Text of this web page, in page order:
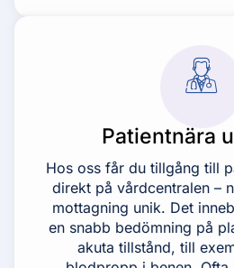
Patientnära
Hos oss får du tillgång till
direkt på vårdcentralen –
mottagning unik. Det
en snabb bedömning på
akuta tillstånd, till